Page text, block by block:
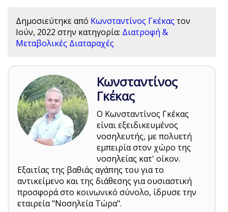
Δημοσιεύτηκε από Κωνσταντίνος Γκέκας τον
Ιούν, 2022 στην κατηγορία: Διατροφή &
Μεταβολικές Διαταραχές
Κωνσταντίνος
Γκέκας
Ο Κωνσταντίνος Γκέκας
είναι εξειδικευμένος
νοσηλευτής, με πολυετή
εμπειρία στον χώρο της
νοσηλείας κατ' οίκον.
Εξαιτίας της βαθιάς αγάπης του για το
αντικείμενο και της διάθεσης για ουσιαστική
προσφορά στο κοινωνικό σύνολο, ίδρυσε την
εταιρεία "Νοσηλεία Τώρα".